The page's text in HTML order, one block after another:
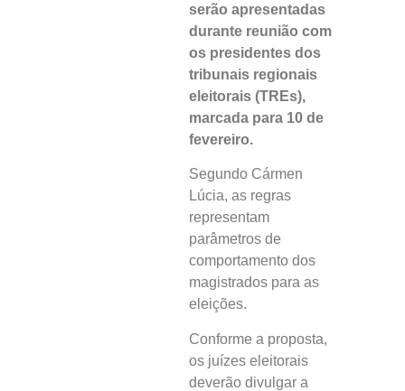
serão apresentadas
durante reunião com
os presidentes dos
tribunais regionais
eleitorais (TREs),
marcada para 10 de
fevereiro.
Segundo Cármen
Lúcia, as regras
representam
parâmetros de
comportamento dos
magistrados para as
eleições.
Conforme a proposta,
os juízes eleitorais
deverão divulgar a